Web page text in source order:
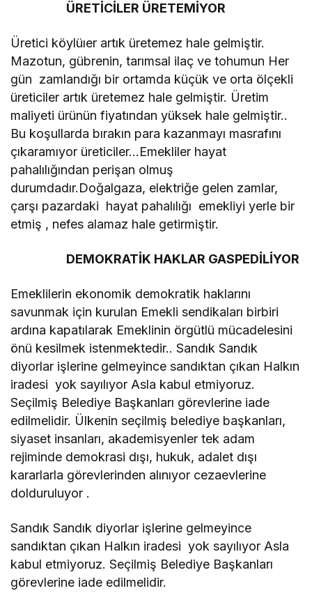
ÜRETİCİLER ÜRETEMİYOR
Üretici köylüıer artık üretemez hale gelmiştir.
Mazotun, gübrenin, tarımsal ilaç ve tohumun Her
gün zamlandığı bir ortamda küçük ve orta ölçekli
üreticiler artık üretemez hale gelmiştir. Üretim
maliyeti ürünün fiyatından yüksek hale gelmiştir..
Bu koşullarda bırakın para kazanmayı masrafını
çıkaramıyor üreticiler…Emekliler hayat
pahalılığından perişan olmuş
durumdadır.Doğalgaza, elektriğe gelen zamlar,
çarşı pazardaki hayat pahalılığı emekliyi yerle bir
etmiş , nefes alamaz hale getirmiştir.
DEMOKRATİK HAKLAR GASPEDİLİYOR
Emeklilerin ekonomik demokratik haklarını
savunmak için kurulan Emekli sendikaları birbiri
ardına kapatılarak Emeklinin örgütlü mücadelesini
önü kesilmek istenmektedir.. Sandık Sandık
diyorlar işlerine gelmeyince sandıktan çıkan Halkın
iradesi yok sayılıyor Asla kabul etmiyoruz.
Seçilmiş Belediye Başkanları görevlerine iade
edilmelidir. Ülkenin seçilmiş belediye başkanları,
siyaset insanları, akademisyenler tek adam
rejiminde demokrasi dışı, hukuk, adalet dışı
kararlarla görevlerinden alınıyor cezaevlerine
dolduruluyor .
Sandık Sandık diyorlar işlerine gelmeyince
sandıktan çıkan Halkın iradesi yok sayılıyor Asla
kabul etmiyoruz. Seçilmiş Belediye Başkanları
görevlerine iade edilmelidir.